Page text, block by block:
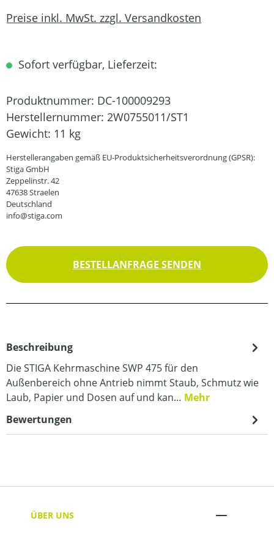
Preise inkl. MwSt. zzgl. Versandkosten
Sofort verfügbar, Lieferzeit:
Produktnummer: DC-100009293
Herstellernummer: 2W0755011/ST1
Gewicht: 11 kg
Herstellerangaben gemäß EU-Produktsicherheitsverordnung (GPSR):
Stiga GmbH
Zeppelinstr. 42
47638 Straelen
Deutschland
info@stiga.com
BESTELLANFRAGE SENDEN
Beschreibung
Die STIGA Kehrmaschine SWP 475 für den
Außenbereich ohne Antrieb nimmt Staub, Schmutz wie
Laub, Papier und Dosen auf und kan… Mehr
Bewertungen
ÜBER UNS